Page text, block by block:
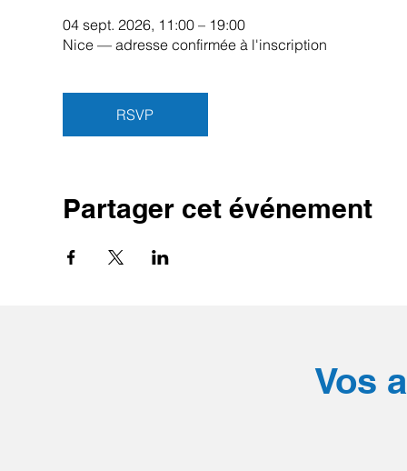
04 sept. 2026, 11:00 – 19:00
Nice — adresse confirmée à l'inscription
RSVP
Partager cet événement
Vos